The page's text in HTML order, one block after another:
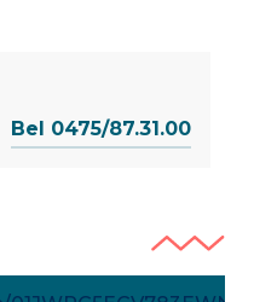
Bel 0475/87.31.00